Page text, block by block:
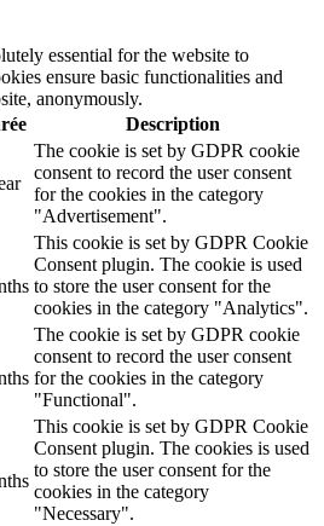
essential for the website to
ensure basic functionalities and
anonymously.
Description
The cookie is set by GDPR cookie
consent to record the user consent
for the cookies in the category
"Advertisement".
This cookie is set by GDPR Cookie
Consent plugin. The cookie is used
to store the user consent for the
cookies in the category "Analytics".
The cookie is set by GDPR cookie
consent to record the user consent
for the cookies in the category
"Functional".
This cookie is set by GDPR Cookie
Consent plugin. The cookies is used
to store the user consent for the
cookies in the category
"Necessary".